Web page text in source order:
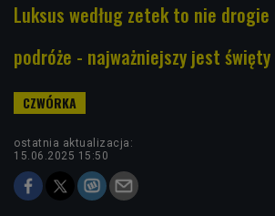
Luksus według zetek to nie
podróże - najważniejszy jest
ostatnia aktualizacja:
15.06.2025 15:50